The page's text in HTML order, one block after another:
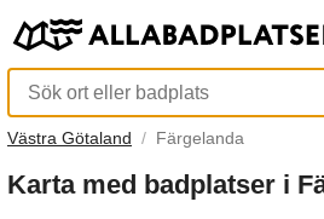
Västra Götaland Färgelanda
Karta med badplatser i